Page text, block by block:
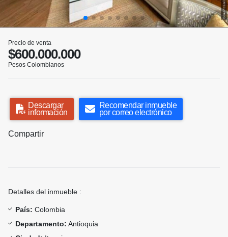
Precio de venta
$600.000.000
Pesos Colombianos
Descargar
información
Recomendar inmueble
por correo electrónico
Compartir
Detalles del inmueble :
País: Colombia
Departamento: Antioquia